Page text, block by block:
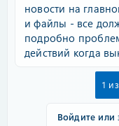
новости на
и файлы - все
подробно
действий когда
1
Войдите или